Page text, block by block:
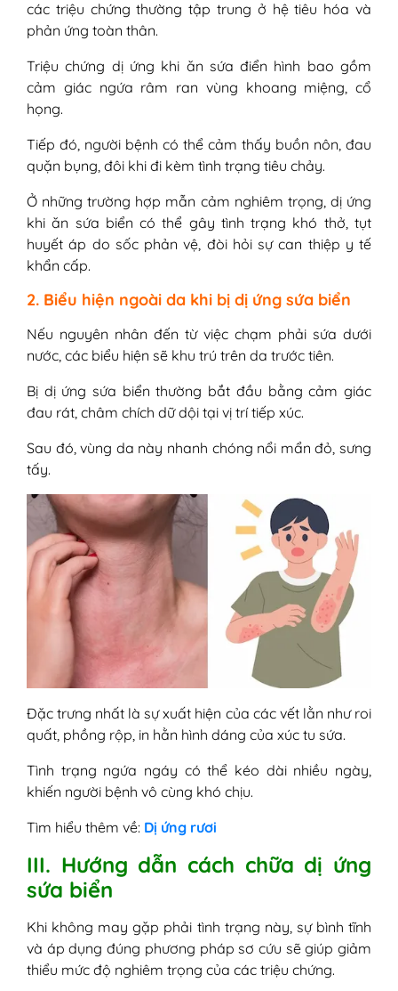
các triệu chứng thường tập trung ở hệ tiêu hóa và
phản ứng toàn thân.
Triệu chứng dị ứng khi ăn sứa điển hình bao gồm
cảm giác ngứa râm ran vùng khoang miệng, cổ
họng.
Tiếp đó, người bệnh có thể cảm thấy buồn nôn, đau
quặn bụng, đôi khi đi kèm tình trạng tiêu chảy.
Ở những trường hợp mẫn cảm nghiêm trọng, dị ứng
khi ăn sứa biển có thể gây tình trạng khó thở, tụt
huyết áp do sốc phản vệ, đòi hỏi sự can thiệp y tế
khẩn cấp.
2. Biểu hiện ngoài da khi bị dị ứng sứa biển
Nếu nguyên nhân đến từ việc chạm phải sứa dưới
nước, các biểu hiện sẽ khu trú trên da trước tiên.
Bị dị ứng sứa biển thường bắt đầu bằng cảm giác
đau rát, châm chích dữ dội tại vị trí tiếp xúc.
Sau đó, vùng da này nhanh chóng nổi mẩn đỏ, sưng
tấy.
Đặc trưng nhất là sự xuất hiện của các vết lằn như roi
quất, phồng rộp, in hằn hình dáng của xúc tu sứa.
Tình trạng ngứa ngáy có thể kéo dài nhiều ngày,
khiến người bệnh vô cùng khó chịu.
Tìm hiểu thêm về: Dị ứng rươi
III. Hướng dẫn cách chữa dị ứng
sứa biển
Khi không may gặp phải tình trạng này, sự bình tĩnh
và áp dụng đúng phương pháp sơ cứu sẽ giúp giảm
thiểu mức độ nghiêm trọng của các triệu chứng.